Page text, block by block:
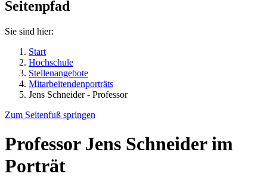
Seitenpfad
Sie sind hier:
Start
Hochschule
Stellenangebote
Mitarbeitendenporträts
Jens Schneider - Professor
Zum Seitenfuß springen
Professor Jens Schneider im
Porträt